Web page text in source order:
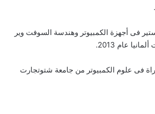
فى أجهزة الكمبيوتر وهندسة السوفت وير
عام 2013.
فى علوم الكمبيوتر من جامعة شتوتجارت